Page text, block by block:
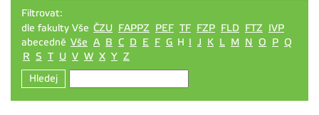
Filtrovat:
dle fakulty Vše ČZU FAPPZ PEF TF FZP FLD FTZ IVP
abecedně Vše A B C D E F G H I J K L M N O P Q
R S T U V W X Y Z
Hledej